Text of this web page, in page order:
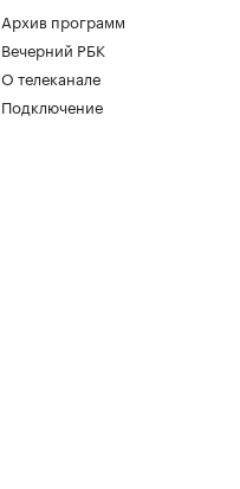
Архив программ
Вечерний РБК
О телеканале
Подключение